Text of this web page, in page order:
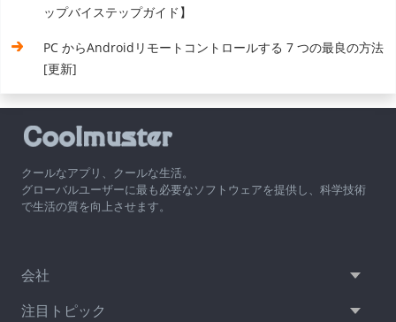
ップバイステップガイド】
PC からAndroidリモートコントロールする 7 つの最良の方法
[更新]
クールなアプリ、クールな生活。
グローバルユーザーに最も必要なソフトウェアを提供し、科学技術
で生活の質を向上させます。
会社
注目トピック